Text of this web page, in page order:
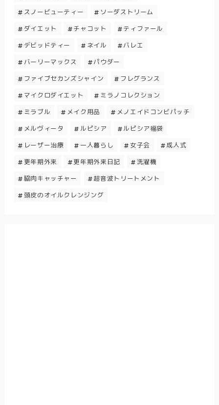
スノービューティー
ソーダストリーム
ダイエット
チャコット
ティファール
デビッドティー
ネイル
バレエ
バーリーマックス
パウダー
ファイブセカンズシャイン
フレグランス
マイクロダイエット
ミラノコレクション
ミラブル
メイク用品
メノエイドコンビパッチ
メルヴィータ
ルピシア
ルピシア福袋
レーザー治療
一人暮らし 女子会
成人式
更年期外来
更年期外来日記
洗濯機
脇肉キャッチャー
超音波トリートメント
頭皮のオイルクレンジング